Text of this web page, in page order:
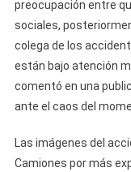
preocupación entre
sociales,
colega de los
están bajo atención
comentó en una
ante el caos del
Las imágenes del
Camiones por más